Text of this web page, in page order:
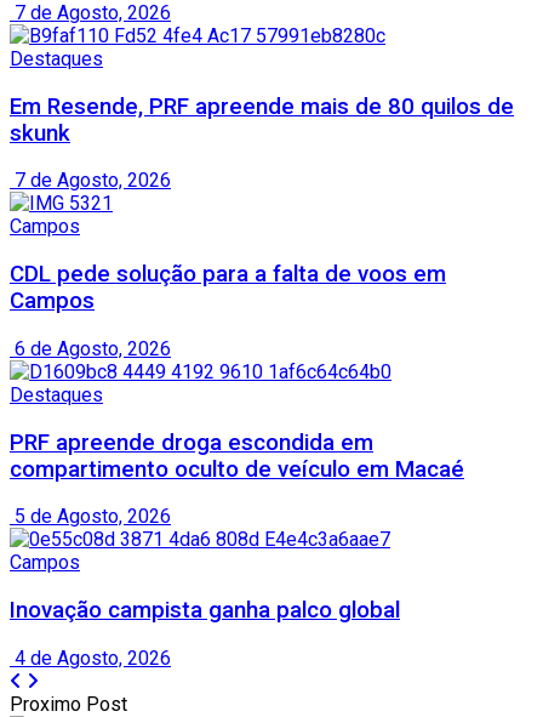
7 de Agosto, 2026
Destaques
Em Resende, PRF apreende mais de 80 quilos de
skunk
7 de Agosto, 2026
Campos
CDL pede solução para a falta de voos em
Campos
6 de Agosto, 2026
Destaques
PRF apreende droga escondida em
compartimento oculto de veículo em Macaé
5 de Agosto, 2026
Campos
Inovação campista ganha palco global
4 de Agosto, 2026
Proximo Post